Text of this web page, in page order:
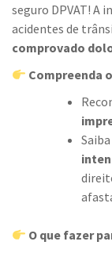
seguro DPVAT! A
acidentes de
comprovado
Compreenda
O que fazer